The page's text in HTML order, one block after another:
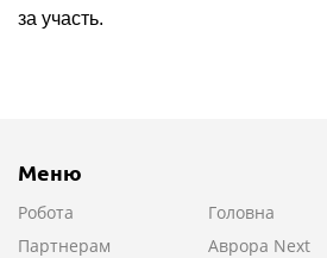
за участь.
Меню
Робота
Головна
Партнерам
Аврора Next